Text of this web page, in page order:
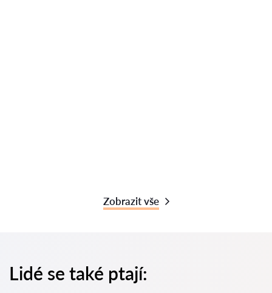
Zobrazit vše
Lidé se také ptají: